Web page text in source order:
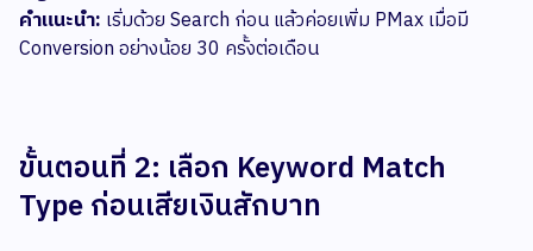
คำแนะนำ: เริ่มด้วย Search ก่อน แล้วค่อยเพิ่ม PMax เมื่อมี
Conversion อย่างน้อย 30 ครั้งต่อเดือน
ขั้นตอนที่ 2: เลือก Keyword Match
Type ก่อนเสียเงินสักบาท